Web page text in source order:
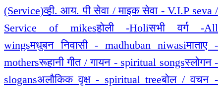
(Service)व्ही. आय. पी सेवा / माइक सेवा - V.I.P seva /
Service of mikesहोली -Holiसभी वर्ग -All
wingsमधुबन निवासी - madhuban niwasiमाताए -
mothersरूहानी गीत / गायन - spiritual songsस्लोगन -
slogansअलौकिक वृक्ष - spiritual treeबोल / वचन -